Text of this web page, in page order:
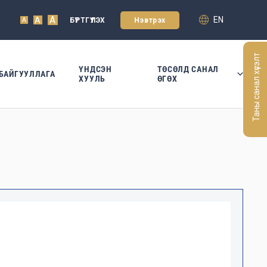
A A A БҮРТГҮҮЛЭХ Нэвтрэх EN
ҮНДСЭН
ХУУЛЬ
ТӨСӨЛД САНАЛ
ӨГӨХ
Таны санал хүсэлт